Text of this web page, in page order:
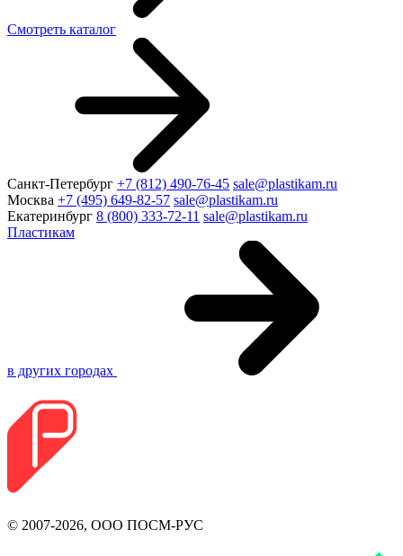
Смотреть каталог
Санкт-Петербург +7 (812) 490-76-45 sale@plastikam.ru
Москва +7 (495) 649-82-57 sale@plastikam.ru
Екатеринбург 8 (800) 333-72-11 sale@plastikam.ru
Пластикам
в других городах
© 2007-2026, ООО ПОСМ-РУС